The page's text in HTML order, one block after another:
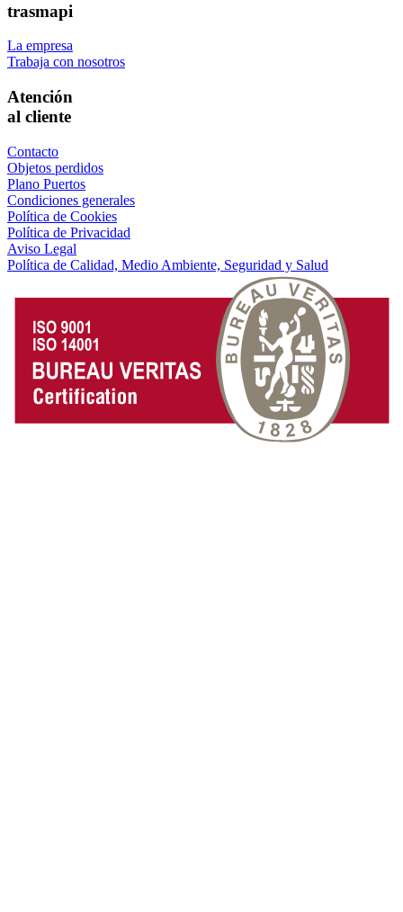
trasmapi
La empresa
Trabaja con nosotros
Atención
al cliente
Contacto
Objetos perdidos
Plano Puertos
Condiciones generales
Política de Cookies
Política de Privacidad
Aviso Legal
Política de Calidad, Medio Ambiente, Seguridad y Salud